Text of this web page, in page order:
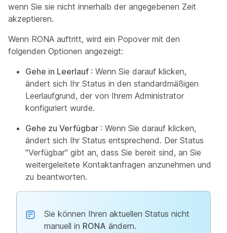
wenn Sie sie nicht innerhalb der angegebenen Zeit
akzeptieren.
Wenn RONA auftritt, wird ein Popover mit den
folgenden Optionen angezeigt:
Gehe in Leerlauf : Wenn Sie darauf klicken,
ändert sich Ihr Status in den standardmäßigen
Leerlaufgrund, der von Ihrem Administrator
konfiguriert wurde.
Gehe zu Verfügbar : Wenn Sie darauf klicken,
ändert sich Ihr Status entsprechend. Der Status
"Verfügbar" gibt an, dass Sie bereit sind, an Sie
weitergeleitete Kontaktanfragen anzunehmen und
zu beantworten.
Sie können Ihren aktuellen Status nicht
manuell in RONA ändern.